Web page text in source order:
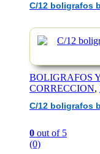
C/12 boligrafos
BOLIGRAFOS
CORRECCION,
C/12 boligrafos
0 out of 5
(0)